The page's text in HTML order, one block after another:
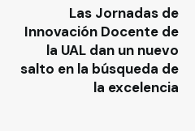
Las Jornadas de
Innovación Docente de
la UAL dan un nuevo
salto en la búsqueda de
la excelencia